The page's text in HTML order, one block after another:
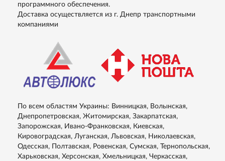
программного обеспечения.
Доставка осуществляется из г. Днепр транспортными
компаниями
По всем областям Украины: Винницкая, Волынская,
Днепропетровская, Житомирская, Закарпатская,
Запорожская, Ивано-Франковская, Киевская,
Кировоградская, Луганская, Львовская, Николаевская,
Одесская, Полтавская, Ровенская, Сумская, Тернопольская,
Харьковская, Херсонская, Хмельницкая, Черкасская,